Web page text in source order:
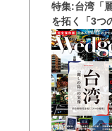
特集:台湾「
を拓く「3つ